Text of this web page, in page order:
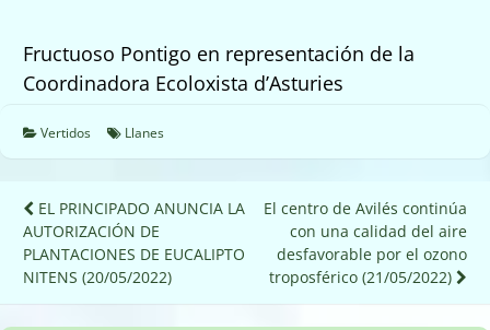
Fructuoso Pontigo en representación de la
Coordinadora Ecoloxista d’Asturies
Vertidos Llanes
Navegación
de
entradas
EL PRINCIPADO ANUNCIA LA
AUTORIZACIÓN DE
PLANTACIONES DE EUCALIPTO
NITENS (20/05/2022)
El centro de Avilés continúa
con una calidad del aire
desfavorable por el ozono
troposférico (21/05/2022)